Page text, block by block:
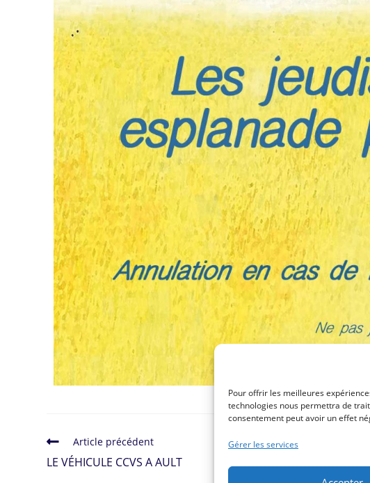
Pour offrir les meilleures
technologies nous permettra de
consentement peut avoir un effet
Gérer les services
Article précédent
LE VÉHICULE CCVS A AULT